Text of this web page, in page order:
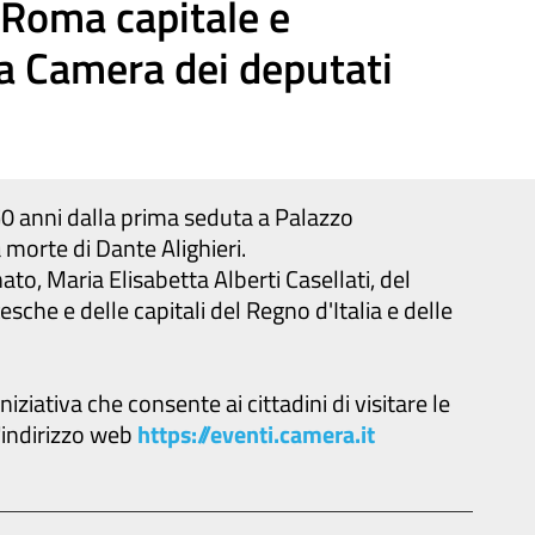
capitale e
Camera dei deputati
anni dalla prima seduta a Palazzo
di Dante Alighieri.
Maria Elisabetta Alberti Casellati, del
e delle capitali del Regno d'Italia e delle
che consente ai cittadini di visitare le
webhttps://eventi.camera.it